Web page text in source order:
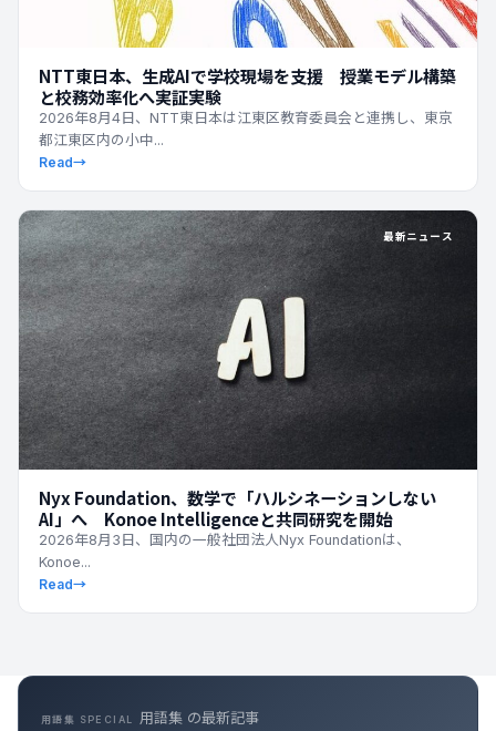
NTT東日本、生成AIで学校現場を支援 授業モデル構築
と校務効率化へ実証実験
2026年8月4日、NTT東日本は江東区教育委員会と連携し、東京
都江東区内の小中...
Read→
最新ニュース
Nyx Foundation、数学で「ハルシネーションしない
AI」へ Konoe Intelligenceと共同研究を開始
2026年8月3日、国内の一般社団法人Nyx Foundationは、
Konoe...
Read→
資金調達 SPECIAL 資金調達 の最新記事